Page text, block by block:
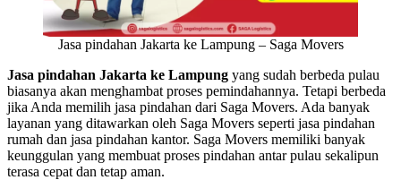
Jasa pindahan Jakarta ke Lampung – Saga Movers
Jasa pindahan Jakarta ke Lampung yang sudah berbeda pulau
biasanya akan menghambat proses pemindahannya. Tetapi berbeda
jika Anda memilih jasa pindahan dari Saga Movers. Ada banyak
layanan yang ditawarkan oleh Saga Movers seperti jasa pindahan
rumah dan jasa pindahan kantor. Saga Movers memiliki banyak
keunggulan yang membuat proses pindahan antar pulau sekalipun
terasa cepat dan tetap aman.